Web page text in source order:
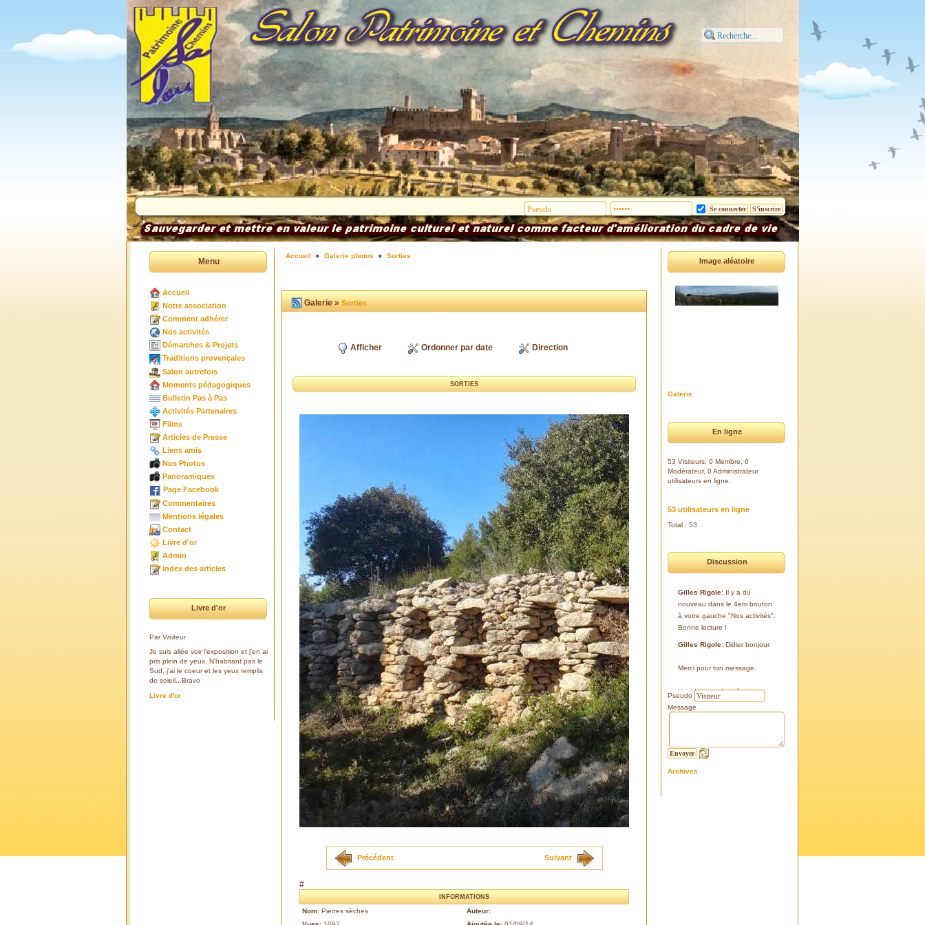
Menu
Accueil
Notre association
Comment adhérer
Nos activités
Démarches & Projets
Traditions provençales
Salon autrefois
Moments pédagogiques
Bulletin Pas à Pas
Activités Partenaires
Films
Articles de Presse
Liens amis
Nos Photos
Panoramiques
Page Facebook
Commentaires
Mentions légales
Contact
Livre d'or
Admin
Index des articles
Livre d'or
Par Visiteur
Je suis allée voir l'exposition et j'en ai
pris plein de yeux. N'habitant pas le
Sud, j'ai le coeur et les yeux remplis
de soleil...Bravo
Livre d'or
Image aléatoire
Galerie
En ligne
53 Visiteurs, 0 Membre, 0
Modérateur, 0 Administrateur
utilisateurs en ligne.
53 utilisateurs en ligne
Total : 53
Discussion
Gilles Rigole: Il y a du
nouveau dans le 4em bouton
à votre gauche "Nos activités".
Bonne lecture !
Gilles Rigole: Didier bonjour.
Merci pour ton message.
Voici les coordonnées:
43°38'48'' N
Si tu le peux, le veux, notre
l'Eissame, fait une sortie le
Pseudo
Message
Archives
Accueil Galerie photos Sorties
Galerie »Sorties
Afficher Ordonner par date Direction
SORTIES
Précédent Suivant
#
INFORMATIONS
Nom: Pierres sèches
Auteur: